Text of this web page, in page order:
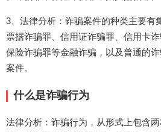
3、法律分析：诈骗案件的种类主要有
票据诈骗罪、信用证诈骗罪、信用卡诈
保险诈骗罪等金融诈骗，以及普通的
案件。
什么是诈骗行为
法律分析：诈骗行为，从形式上包含